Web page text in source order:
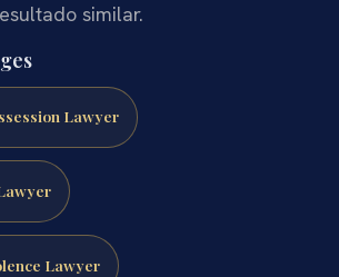
similar.
Lawyer
Lawyer